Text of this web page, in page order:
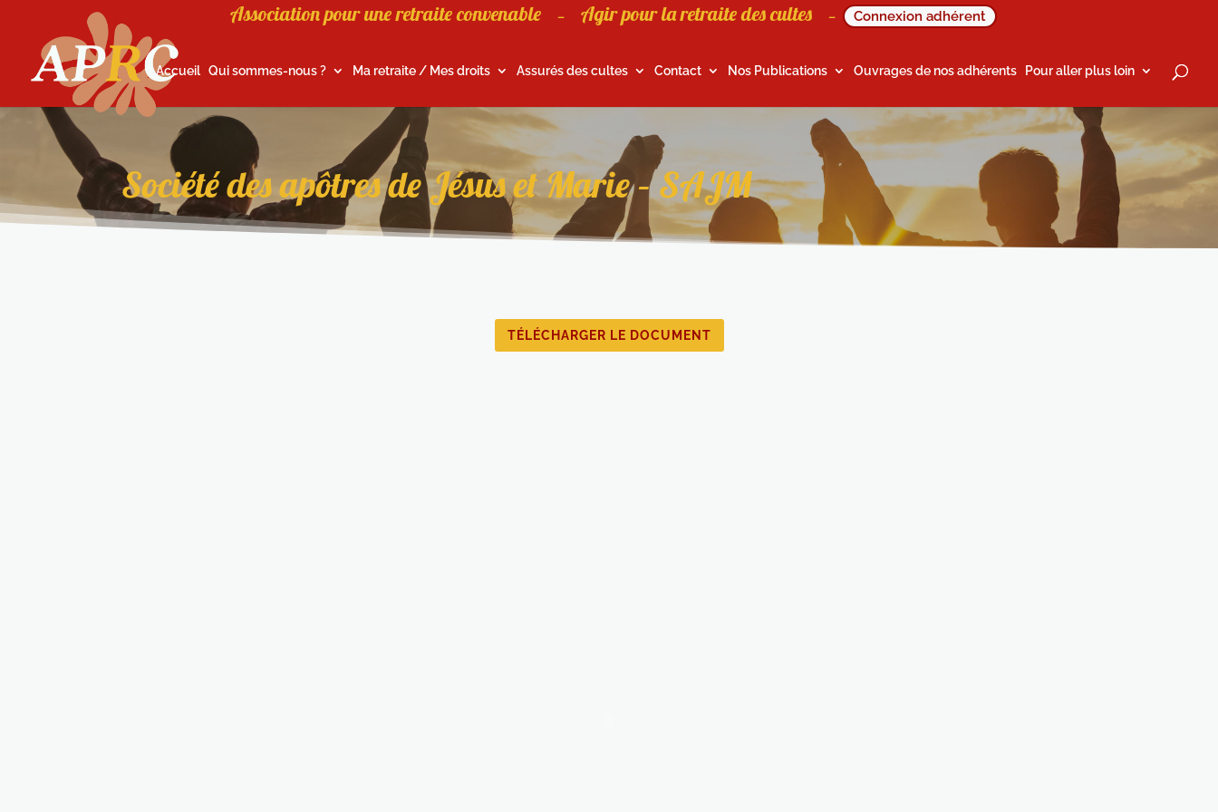
Association pour une retraite convenable – Agir pour la retraite des cultes – Connexion adhérent
Accueil Qui sommes-nous ? Ma retraite / Mes droits Assurés des cultes Contact Nos Publications Ouvrages de nos adhérents Pour aller plus loin
Société des apôtres de Jésus et Marie – SAJM
TÉLÉCHARGER LE DOCUMENT